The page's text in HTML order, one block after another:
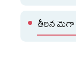
తీరిన మెగా